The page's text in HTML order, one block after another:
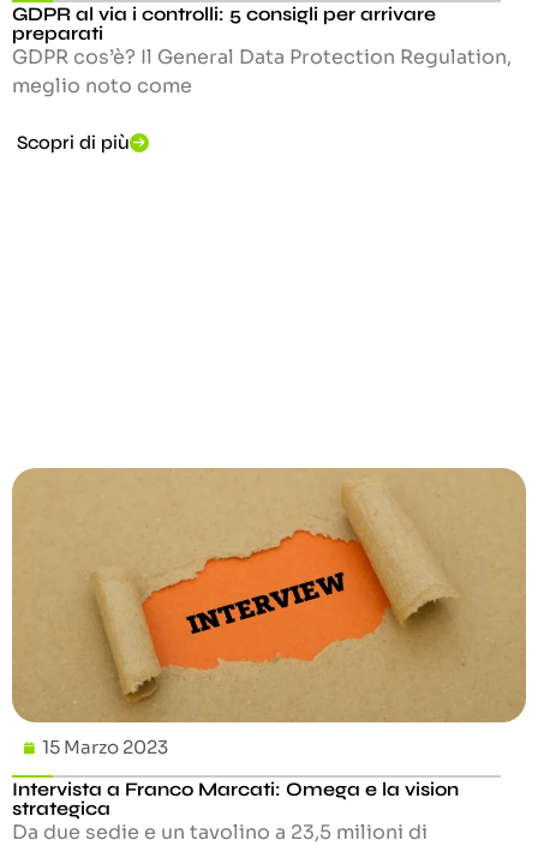
GDPR al via i controlli: 5 consigli per arrivare
preparati
GDPR cos’è? Il General Data Protection Regulation,
meglio noto come
Scopri di più
15 Marzo 2023
Intervista a Franco Marcati: Omega e la vision
strategica
Da due sedie e un tavolino a 23,5 milioni di